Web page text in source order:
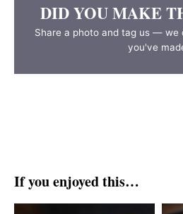
DID YOU MAKE
Share a photo and tag us —
you've
If you enjoyed this…